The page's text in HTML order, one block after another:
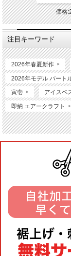
価格
注目キーワード
2026年春夏新作
2026年モデル バート
寅壱 アイスベ
即納 エアークラフト